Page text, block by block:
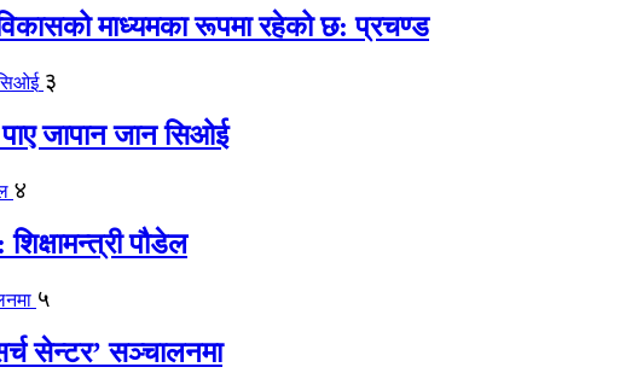
माध्यमका रूपमा रहेको छ: प्रचण्ड
३
जापान जान सिओई
४
पौडेल
५
सेन्टर’ सञ्चालनमा